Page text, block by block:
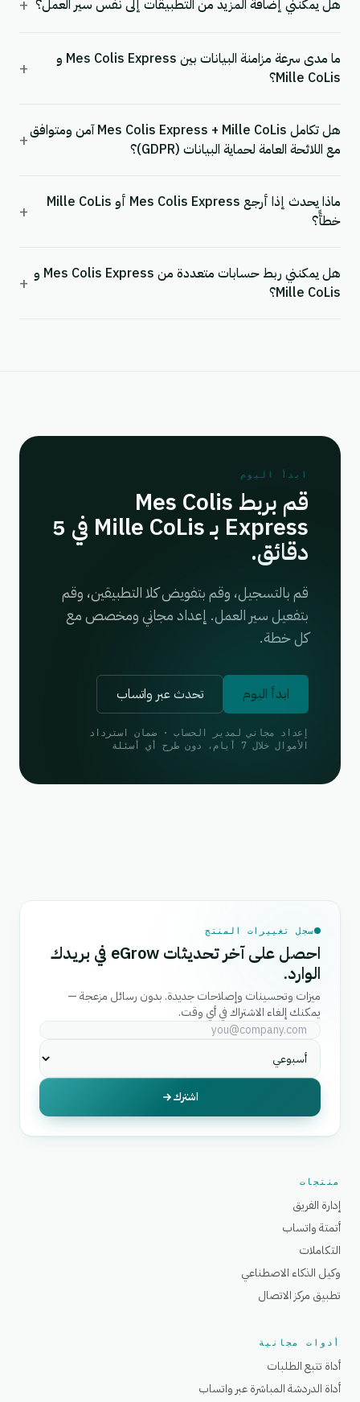
هل يمكنني إضافة المزيد من التطبيقات إلى نفس سير العمل؟ +
ما مدى سرعة مزامنة البيانات بين Mes Colis Express و
Mille CoLis؟
+
هل تكامل Mes Colis Express + Mille CoLis آمن ومتوافق
مع اللائحة العامة لحماية البيانات (GDPR)؟
+
ماذا يحدث إذا أرجع Mes Colis Express أو Mille CoLis
خطأً؟
+
هل يمكنني ربط حسابات متعددة من Mes Colis Express و
Mille CoLis؟
+
ابدأ اليوم
قم بربط Mes Colis
Express بـ Mille CoLis في 5
دقائق.
قم بالتسجيل، وقم بتفويض كلا التطبيقين، وقم
بتفعيل سير العمل. إعداد مجاني ومخصص مع
كل خطة.
ابدأ اليوم تحدث عبر واتساب
إعداد مجاني لمدير الحساب · ضمان استرداد
الأموال خلال 7 أيام، دون طرح أي أسئلة
سجل تغييرات المنتج
احصل على آخر تحديثات eGrow في بريدك
الوارد.
ميزات وتحسينات وإصلاحات جديدة. بدون رسائل مزعجة —
يمكنك إلغاء الاشتراك في أي وقت.
اشترك
منتجات
إدارة الفريق
أتمتة واتساب
التكاملات
وكيل الذكاء الاصطناعي
تطبيق مركز الاتصال
أدوات مجانية
أداة تتبع الطلبات
أداة الدردشة المباشرة عبر واتساب